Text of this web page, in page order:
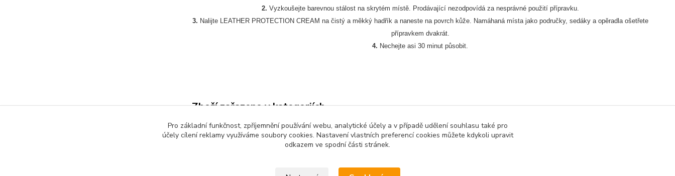
2. Vyzkoušejte barevnou stálost na skrytém místě. Prodávající nezodpovídá za nesprávné použití přípravku.
3. Nalijte LEATHER PROTECTION CREAM na čistý a měkký hadřík a naneste na povrch kůže. Namáhaná místa jako područky, sedáky a opěradla ošetřete
přípravkem dvakrát.
4. Nechejte asi 30 minut působit.
Zboží zařazeno v kategoriích
Impregnace kožených
sedaček
Pro základní funkčnost, zpříjemnění používání webu, analytické účely a v případě udělení souhlasu také pro
účely cílení reklamy využíváme soubory cookies. Nastavení vlastních preferencí cookies můžete kdykoli upravit
odkazem ve spodní části stránek.